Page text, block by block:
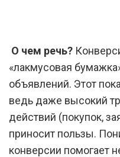
О чем речь?
«лакмусовая
объявлений. Этот
ведь даже высокий
действий (покупок,
приносит пользы.
конверсии помогает